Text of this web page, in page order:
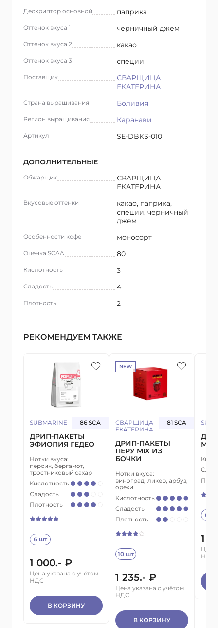
Дескриптор основной паприка
Оттенок вкуса 1 черничный джем
Оттенок вкуса 2 какао
Оттенок вкуса 3 специи
Поставщик
СВАРЩИЦА
ЕКАТЕРИНА
Страна выращивания Боливия
Регион выращивания Каранави
Артикул SE-DBKS-010
ДОПОЛНИТЕЛЬНЫЕ
Обжарщик
СВАРЩИЦА
ЕКАТЕРИНА
Вкусовые оттенки
какао, паприка,
специи, черничный
джем
Особенности кофе моносорт
Оценка SCAA 80
Кислотность 3
Сладость 4
Плотность 2
РЕКОМЕНДУЕМ ТАКЖЕ
SUBMARINE 86 SCA
ДРИП-ПАКЕТЫ
ЭФИОПИЯ ГЕДЕО
Нотки вкуса:
персик, бергамот,
тростниковый сахар
Кислотность
Сладость
Плотность
6 шт
1 000.- ₽
Цена указана с учётом
НДС
В КОРЗИНУ
СВАРЩИЦА
ЕКАТЕРИНА
81 SCA
ДРИП-ПАКЕТЫ
ПЕРУ MIX ИЗ
БОЧКИ
Нотки вкуса:
виноград, ликер, арбуз,
орехи
Кислотность
Сладость
Плотность
10 шт
NEW
1 235.- ₽
Цена указана с учётом
НДС
В КОРЗИНУ
6 шт
1
Цена
НДС